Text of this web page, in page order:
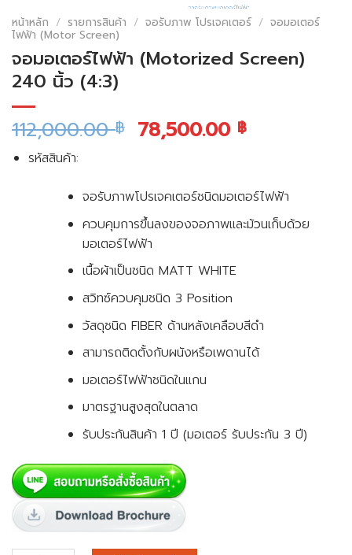
หน้าหลัก / รายการสินค้า / จอรับภาพ โปรเจคเตอร์ / จอมอเตอร์
ไฟฟ้า (Motor Screen)
จอมอเตอร์ไฟฟ้า (Motorized Screen)
240 นิ้ว (4:3)
112,000.00฿ 78,500.00 ฿
รหัสสินค้า:
จอรับภาพโปรเจคเตอร์ชนิดมอเตอร์ไฟฟ้า
ควบคุมการขึ้นลงของจอภาพและม้วนเก็บด้วย
มอเตอร์ไฟฟ้า
เนื้อผ้าเป็นชนิด MATT WHITE
สวิทซ์ควบคุมชนิด 3 Position
วัสดุชนิด FIBER ด้านหลังเคลือบสีดำ
สามารถติดตั้งกับผนังหรือเพดานได้
มอเตอร์ไฟฟ้าชนิดในแกน
มาตรฐานสูงสุดในตลาด
รับประกันสินค้า 1 ปี (มอเตอร์ รับประกัน 3 ปี)